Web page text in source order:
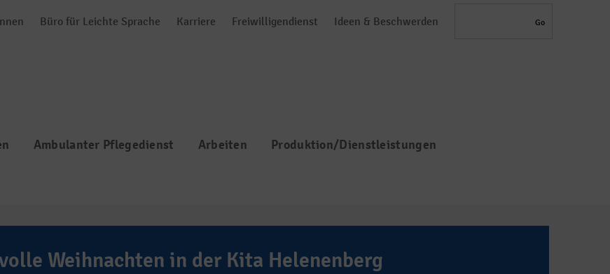
Büro für Leichte Sprache Karriere Freiwilligendienst Ideen & Beschwerden
Ambulanter Pflegedienst Arbeiten Produktion/Dienstleistungen
Weihnachten in der Kita Helenenberg